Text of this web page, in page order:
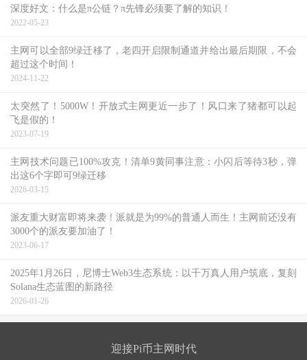
深度好文：什么是π公链？π先锋必须要了解的知识！
2022-05-23
主网可以全部9绿迁移了，老四开启限制通道并给出最后期限，不会
超过这个时间！
2024-11-22
太突然了！5000W！开放式主网更近一步了！风口来了猪都可以起
飞是假的！
2023-07-19
主网技术问题已100%攻克！清单9黄同事注意：小闪后等待3秒，弹
出这6个字即可9绿迁移
2026-03-15
派友重大财富即将来袭！派就是为99%的普通人而生！主网前还没有
3000个的派友要加油了！
2023-06-17
2025年1月26日，尼博士Web3生态系统：以千万真人用户筑底，复刻
Solana生态蓝图的新路径
2026-01-26
迎接Pi币主网时代